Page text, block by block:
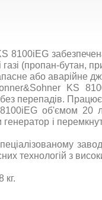
8100iEG
(пропан-бутан,
або аварійне
KS
перепадів.
об'ємом 20
і
технологій з
кг.